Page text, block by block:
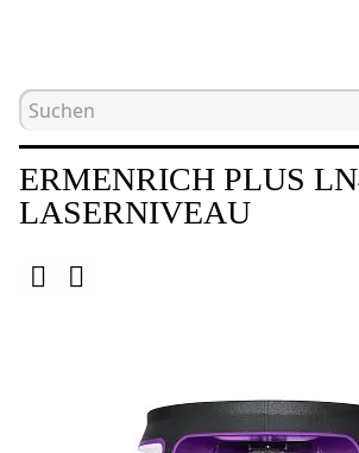
Hauptseite Laser-
ERMENRICH PLUS
LASERNIVEAU